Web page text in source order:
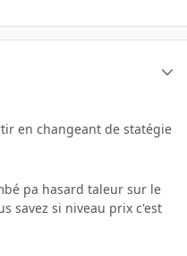
en changeant de statégie
pa hasard taleur sur le
savez si niveau prix c'est